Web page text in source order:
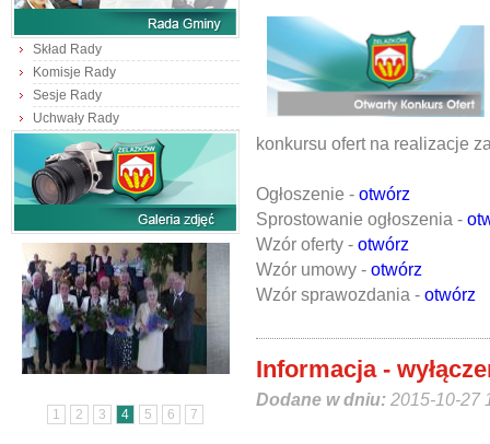
Skład Rady
Komisje Rady
Sesje Rady
Uchwały Rady
1 2 3 4 5 6 7
konkursu ofert na realizacje
Ogłoszenie - otwórz
Sprostowanie ogłoszenia -
Wzór oferty - otwórz
Wzór umowy - otwórz
Wzór sprawozdania - otwórz
Informacja -
Dodane w dniu: 2015-10-27